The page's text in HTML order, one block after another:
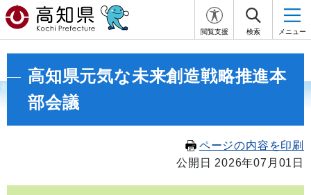
閲覧支援 検索 メニュー
高知県元気な未来創造戦略推進本
部会議
ページの内容を印刷
公開日 2026年07月01日